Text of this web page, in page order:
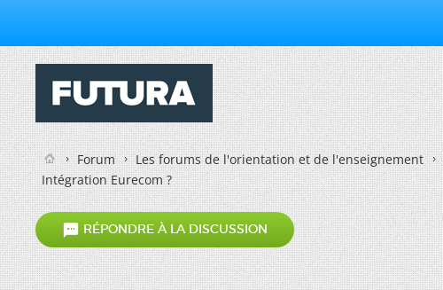
Forum Les forums de l'orientation et de l'enseignement
Intégration Eurecom ?
 RÉPONDRE À LA DISCUSSION